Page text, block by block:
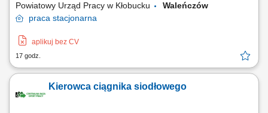
Powiatowy Urząd Pracy w Kłobucku
Waleńczów
praca stacjonarna
aplikuj bez CV
17 godz.
Kierowca ciągnika siodłowego